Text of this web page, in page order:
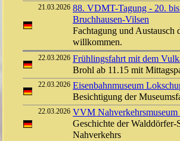
21.03.2026 88. VDMT-Tagung - 20.
Bruchhausen-Vilsen
Fachtagung und Austausch
willkommen.
22.03.2026 Frühlingsfahrt mit dem
Brohl ab 11.15 mit
22.03.2026 Eisenbahnmuseum
Besichtigung der
22.03.2026 VVM
Geschichte der
Nahverkehrs